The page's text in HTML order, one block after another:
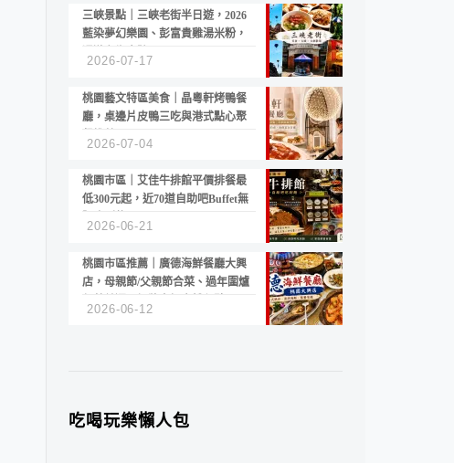
三峽景點｜三峽老街半日遊，2026
藍染夢幻樂園、彭富貴雞湯米粉，
2026-07-17
桃園藝文特區美食｜晶粵軒烤鴨餐
廳，桌邊片皮鴨三吃與港式點心聚
2026-07-04
桃園市區｜艾佳牛排館平價排餐最
低300元起，近70道自助吧Buffet無
2026-06-21
桃園市區推薦｜廣德海鮮餐廳大興
店，母親節/父親節合菜、過年圍爐
2026-06-12
吃喝玩樂懶人包